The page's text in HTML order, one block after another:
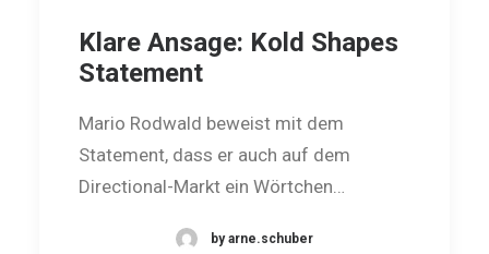
Klare Ansage: Kold Shapes
Statement
Mario Rodwald beweist mit dem
Statement, dass er auch auf dem
Directional-Markt ein Wörtchen…
by arne.schuber